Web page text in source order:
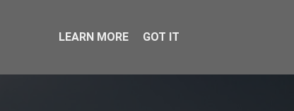
LEARN MORE GOT IT